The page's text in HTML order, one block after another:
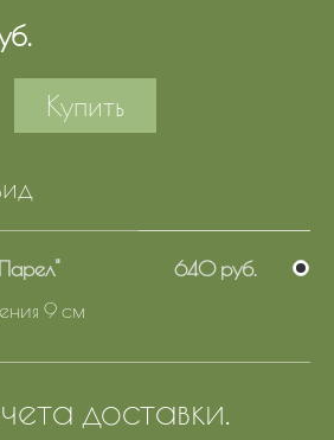
Купить
9 см
640 руб.
доставки.